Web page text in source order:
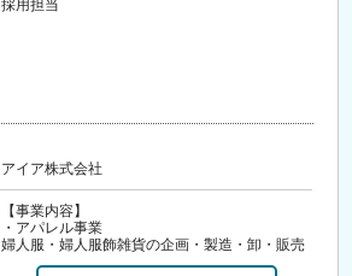
採用担当
アイア株式会社
【事業内容】
・アパレル事業
婦人服・婦人服飾雑貨の企画・製造・卸・販売